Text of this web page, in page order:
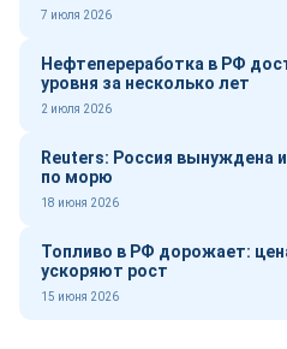
7 июля 2026
Нефтепереработка в РФ
уровня за несколько лет
2 июля 2026
Reuters: Россия вынуждена
по морю
18 июня 2026
Топливо в РФ дорожает:
ускоряют рост
15 июня 2026